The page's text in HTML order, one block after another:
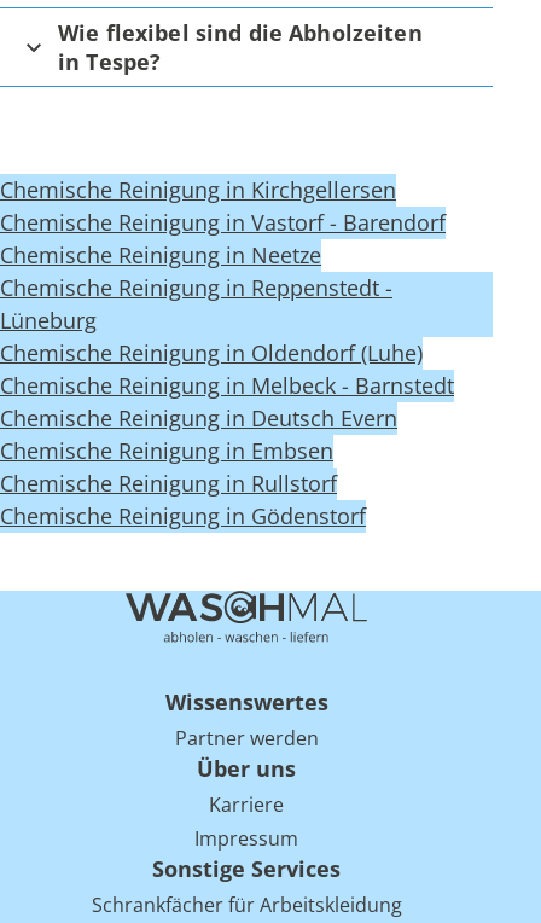
Wie flexibel sind die Abholzeiten
in Tespe?
Chemische Reinigung in Kirchgellersen
Chemische Reinigung in Vastorf - Barendorf
Chemische Reinigung in Neetze
Chemische Reinigung in Reppenstedt -
Lüneburg
Chemische Reinigung in Oldendorf (Luhe)
Chemische Reinigung in Melbeck - Barnstedt
Chemische Reinigung in Deutsch Evern
Chemische Reinigung in Embsen
Chemische Reinigung in Rullstorf
Chemische Reinigung in Gödenstorf
Wissenswertes
Partner werden
Über uns
Karriere
Impressum
Sonstige Services
Schrankfächer für Arbeitskleidung